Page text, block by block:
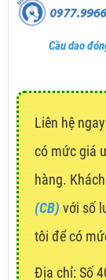
Cầu dao
Liên hệ
có mức giá
hàng.
(CB) với số
tôi để có
Địa chỉ: Số